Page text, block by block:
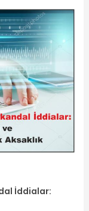
İddialar: